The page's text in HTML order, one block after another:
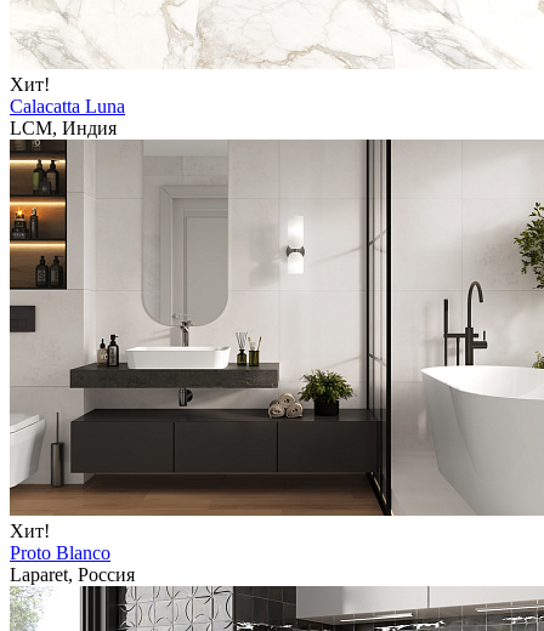
Хит!
Calacatta Luna
LCM, Индия
Хит!
Proto Blanco
Laparet, Россия